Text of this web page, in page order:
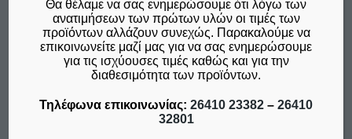
Θα θέλαμε να σας ενημερώσουμε ότι λόγω των
ανατιμήσεων των πρώτων υλών οι τιμές των
προϊόντων αλλάζουν συνεχώς. Παρακαλούμε να
επικοινωνείτε μαζί μας για να σας ενημερώσουμε
για τις ισχύουσες τιμές καθώς και για την
διαθεσιμότητα των προϊόντων.
Τηλέφωνα επικοινωνίας: 26410 23382 – 26410
32801